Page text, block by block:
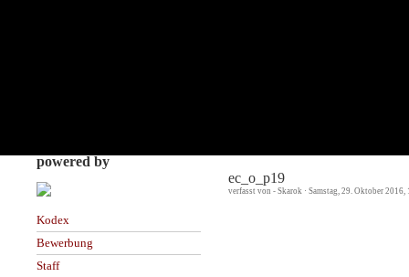
powered by
Kodex
Bewerbung
Staff
ec_o_p19
verfasst von - Skarok · Samstag, 29. Oktober